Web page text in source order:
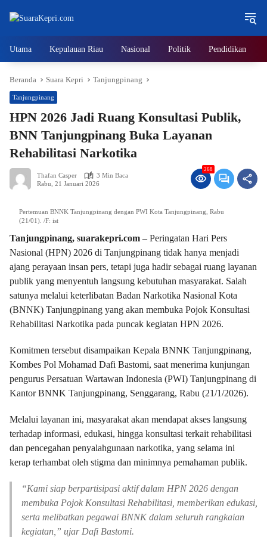
Utama Kepulauan Riau Nasional Politik Pendidikan
Beranda Suara Kepri Tanjungpinang
Tanjungpinang
HPN 2026 Jadi Ruang Konsultasi Publik,
BNN Tanjungpinang Buka Layanan
Rehabilitasi Narkotika
Thafan Casper
3 Min Baca
Rabu, 21 Januari 2026
268
Pertemuan BNNK Tanjungpinang dengan PWI Kota Tanjungpinang, Rabu
(21/01). /F: ist
Tanjungpinang, suarakepri.com – Peringatan Hari Pers
Nasional (HPN) 2026 di Tanjungpinang tidak hanya menjadi
ajang perayaan insan pers, tetapi juga hadir sebagai ruang layanan
publik yang menyentuh langsung kebutuhan masyarakat. Salah
satunya melalui keterlibatan Badan Narkotika Nasional Kota
(BNNK) Tanjungpinang yang akan membuka Pojok Konsultasi
Rehabilitasi Narkotika pada puncak kegiatan HPN 2026.
Komitmen tersebut disampaikan Kepala BNNK Tanjungpinang,
Kombes Pol Mohamad Dafi Bastomi, saat menerima kunjungan
pengurus Persatuan Wartawan Indonesia (PWI) Tanjungpinang di
Kantor BNNK Tanjungpinang, Senggarang, Rabu (21/1/2026).
Melalui layanan ini, masyarakat akan mendapat akses langsung
terhadap informasi, edukasi, hingga konsultasi terkait rehabilitasi
dan pencegahan penyalahgunaan narkotika, yang selama ini
kerap terhambat oleh stigma dan minimnya pemahaman publik.
“Kami siap berpartisipasi aktif dalam HPN 2026 dengan
membuka Pojok Konsultasi Rehabilitasi, memberikan edukasi,
serta melibatkan pegawai BNNK dalam seluruh rangkaian
kegiatan,” ujar Dafi Bastomi.